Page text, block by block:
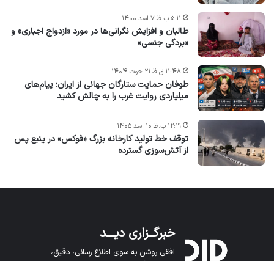
طالبان و افزایش نگرانی‌ها در مورد «ازدواج اجباری» و
«بردگی جنسی»
۵:۱۱ ب.ظ ۷ اسد ۱۴۰۰
طوفان حمایت ستارگان جهانی از ایران؛ پیام‌های
میلیاردی روایت غرب را به چالش کشید
۱۱:۴۸ ق.ظ ۲۱ حوت ۱۴۰۴
توقف خط تولید کارخانه بزرگ «فوکس» در ینبع پس
از آتش‌سوزی گسترده
۱۲:۱۹ ب.ظ ۱۰ اسد ۱۴۰۵
خبرگــزاری دیـــد
افقی روشن به سوی اطلاع رسانی، دقیق،